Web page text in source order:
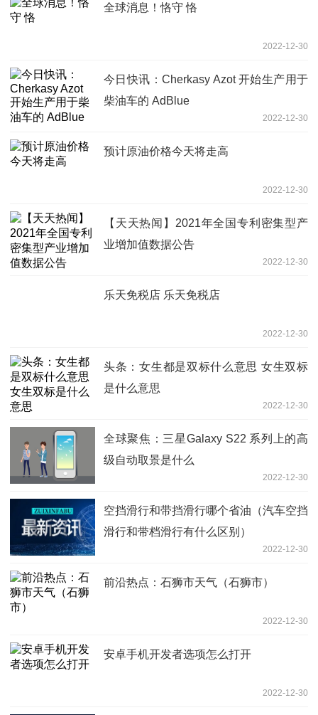
全球消息！恪守 恪
2022-12-30
今日快讯：Cherkasy Azot 开始生产用于
柴油车的 AdBlue
2022-12-30
预计原油价格今天将走高
2022-12-30
【天天热闻】2021年全国专利密集型产
业增加值数据公告
2022-12-30
乐天免税店 乐天免税店
2022-12-30
头条：女生都是双标什么意思 女生双标
是什么意思
2022-12-30
全球聚焦：三星Galaxy S22 系列上的高
级自动取景是什么
2022-12-30
空挡滑行和带挡滑行哪个省油（汽车空挡
滑行和带档滑行有什么区别）
2022-12-30
前沿热点：石狮市天气（石狮市）
2022-12-30
安卓手机开发者选项怎么打开
2022-12-30